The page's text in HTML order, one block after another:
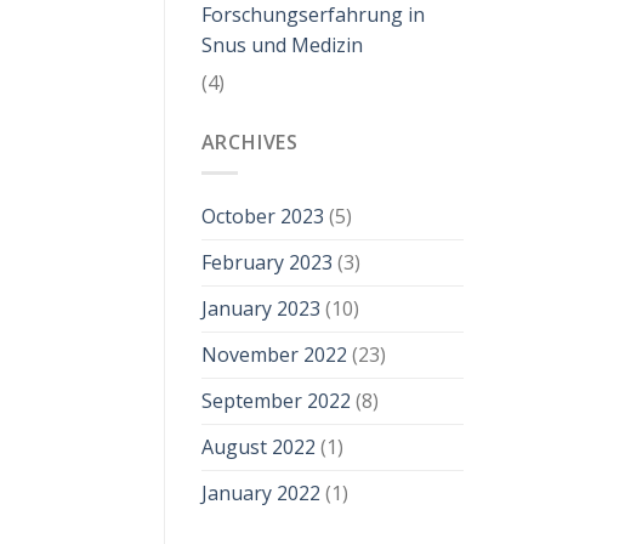
Forschungserfahrung in
Snus und Medizin
(4)
ARCHIVES
October 2023 (5)
February 2023 (3)
January 2023 (10)
November 2022 (23)
September 2022 (8)
August 2022 (1)
January 2022 (1)